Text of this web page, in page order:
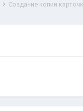
Создание копии